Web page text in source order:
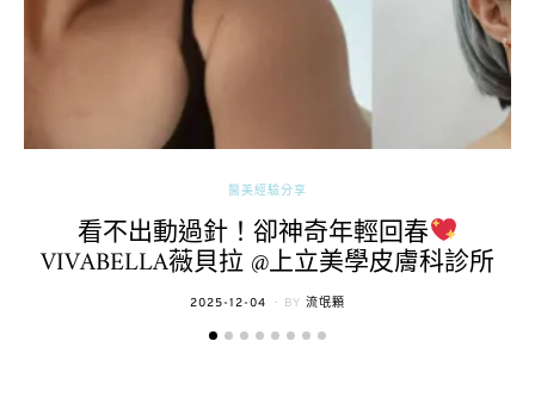
醫美經驗分享
看不出動過針！卻神奇年輕回春
VIVABELLA薇貝拉 @上立美學皮膚科診所
POSTED
2025-12-04 BY 流氓顆